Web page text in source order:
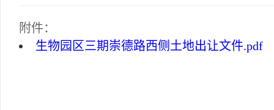
附件：
生物园区三期崇德路西侧土地出让文件.pdf